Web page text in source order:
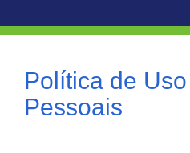
Política de
Pessoais